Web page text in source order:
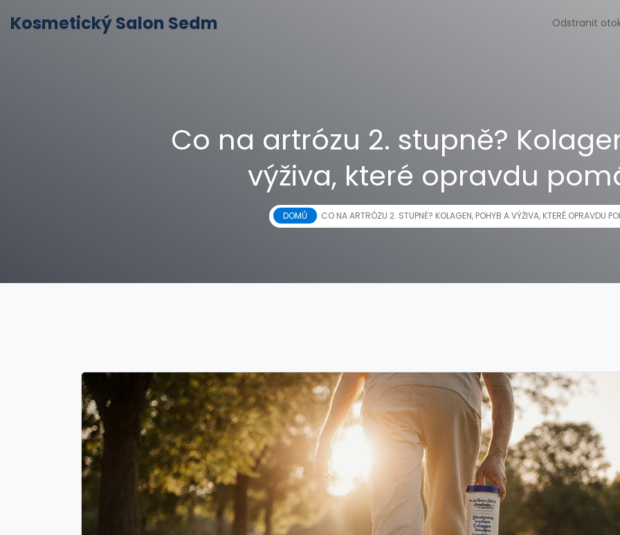
Kosmetický Salon Sedm Odstranit
Co na artrózu 2. stupně?
výživa, které opravdu
DOMŮ CO NA ARTRÓZU 2. STUPNĚ? KOLAGEN, POHYB A VÝŽIVA, KTERÉ OPRAVDU